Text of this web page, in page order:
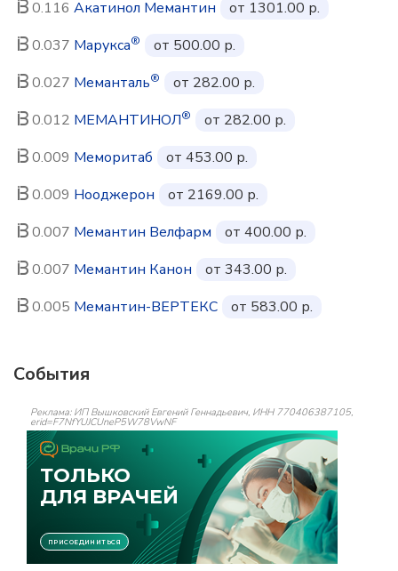
0.116 Акатинол Мемантин
от 1301.00 р.
0.037 Марукса®
от 500.00 р.
0.027 Меманталь®
от 282.00 р.
0.012 МЕМАНТИНОЛ®
от 282.00 р.
0.009 Меморитаб
от 453.00 р.
0.009 Нооджерон
от 2169.00 р.
0.007 Мемантин Велфарм
от 400.00 р.
0.007 Мемантин Канон
от 343.00 р.
0.005 Мемантин-ВЕРТЕКС от 583.00 р.
События
Реклама: ИП Вышковский Евгений Геннадьевич, ИНН 770406387105,
erid=F7NfYUJCUneP5W78VwNF